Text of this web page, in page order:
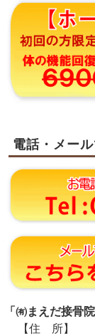
電話・メー
「㈲まえだ接骨
【住 所】